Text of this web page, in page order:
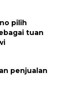
pilih
tuan
penjualan